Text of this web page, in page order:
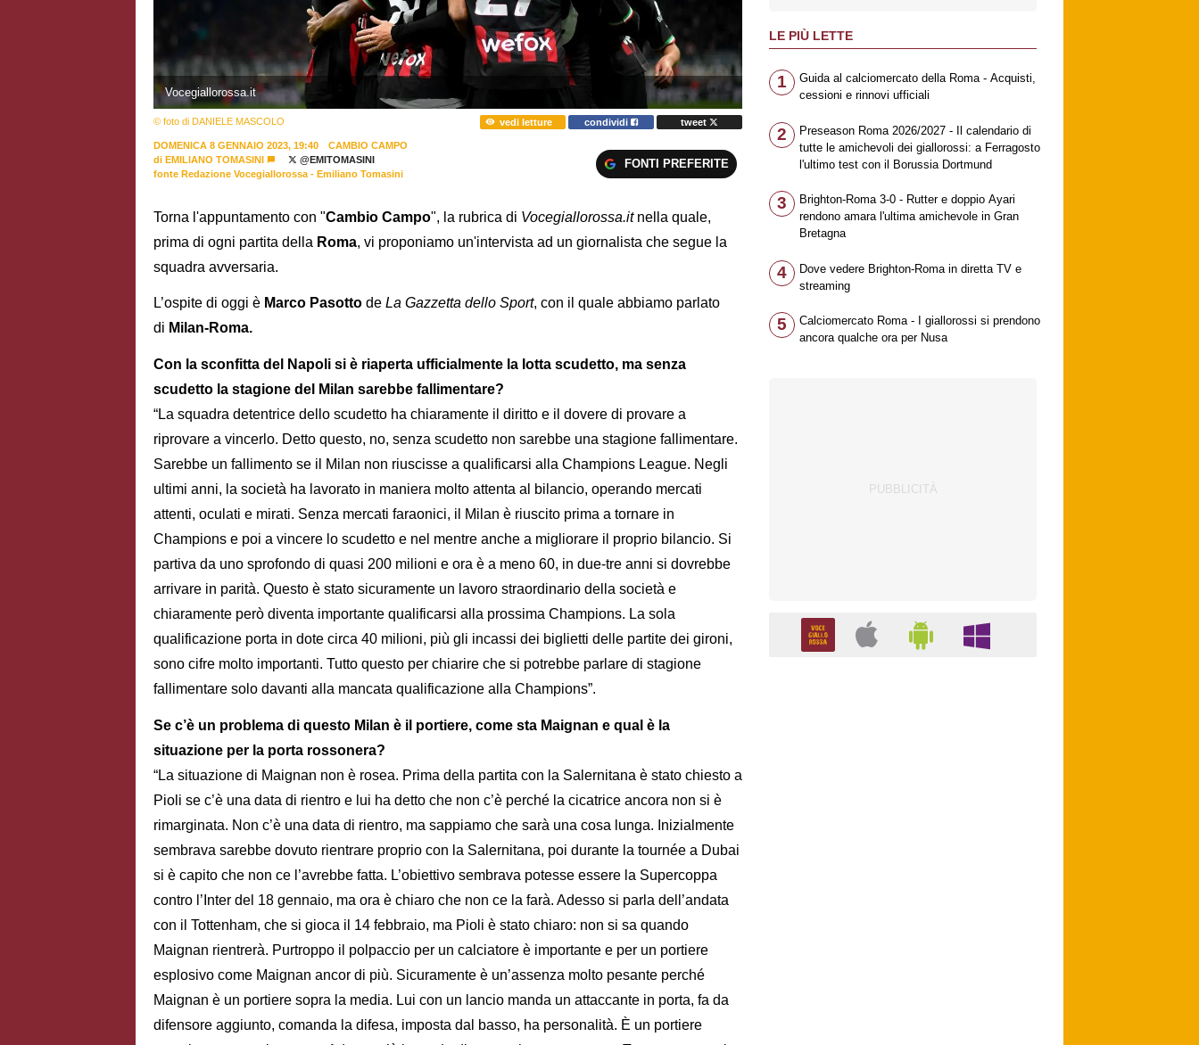
Vocegiallorossa.it
© foto di DANIELE MASCOLO vedi letture condividi tweet
DOMENICA 8 GENNAIO 2023, 19:40
CAMBIO CAMPO
di EMILIANO TOMASINI
@EMITOMASINI
fonte Redazione Vocegiallorossa - Emiliano Tomasini
FONTI PREFERITE
Torna l'appuntamento con "Cambio Campo", la rubrica di Vocegiallorossa.itnella quale,
prima di ogni partita della Roma, vi proponiamo un'intervista ad un giornalista che segue la
squadra avversaria.
L’ospite di oggi è Marco Pasotto de La Gazzetta dello Sport, con il quale abbiamo parlato
di Milan-Roma.
Con la sconfitta del Napoli si è riaperta ufficialmente la lotta scudetto, ma senza
scudetto la stagione del Milan sarebbe fallimentare?
“La squadra detentrice dello scudetto ha chiaramente il diritto e il dovere di provare a
riprovare a vincerlo. Detto questo, no, senza scudetto non sarebbe una stagione fallimentare.
Sarebbe un fallimento se il Milan non riuscisse a qualificarsi alla Champions League. Negli
ultimi anni, la società ha lavorato in maniera molto attenta al bilancio, operando mercati
attenti, oculati e mirati. Senza mercati faraonici, il Milan è riuscito prima a tornare in
Champions e poi a vincere lo scudetto e nel mentre anche a migliorare il proprio bilancio. Si
partiva da uno sprofondo di quasi 200 milioni e ora è a meno 60, in due-tre anni si dovrebbe
arrivare in parità. Questo è stato sicuramente un lavoro straordinario della società e
chiaramente però diventa importante qualificarsi alla prossima Champions. La sola
qualificazione porta in dote circa 40 milioni, più gli incassi dei biglietti delle partite dei gironi,
sono cifre molto importanti. Tutto questo per chiarire che si potrebbe parlare di stagione
fallimentare solo davanti alla mancata qualificazione alla Champions”.
Se c’è un problema di questo Milan è il portiere, come sta Maignan e qual è la
situazione per la porta rossonera?
“La situazione di Maignan non è rosea. Prima della partita con la Salernitana è stato chiesto a
Pioli se c’è una data di rientro e lui ha detto che non c’è perché la cicatrice ancora non si è
rimarginata. Non c’è una data di rientro, ma sappiamo che sarà una cosa lunga. Inizialmente
sembrava sarebbe dovuto rientrare proprio con la Salernitana, poi durante la tournée a Dubai
si è capito che non ce l’avrebbe fatta. L’obiettivo sembrava potesse essere la Supercoppa
contro l’Inter del 18 gennaio, ma ora è chiaro che non ce la farà. Adesso si parla dell’andata
con il Tottenham, che si gioca il 14 febbraio, ma Pioli è stato chiaro: non si sa quando
Maignan rientrerà. Purtroppo il polpaccio per un calciatore è importante e per un portiere
esplosivo come Maignan ancor di più. Sicuramente è un’assenza molto pesante perché
Maignan è un portiere sopra la media. Lui con un lancio manda un attaccante in porta, fa da
difensore aggiunto, comanda la difesa, imposta dal basso, ha personalità. È un portiere
LE PIÙ LETTE
1
Guida al calciomercato della Roma - Acquisti,
cessioni e rinnovi ufficiali
2
Preseason Roma 2026/2027 - Il calendario di
tutte le amichevoli dei giallorossi: a Ferragosto
l'ultimo test con il Borussia Dortmund
3
Brighton-Roma 3-0 - Rutter e doppio Ayari
rendono amara l'ultima amichevole in Gran
Bretagna
4
Dove vedere Brighton-Roma in diretta TV e
streaming
5
Calciomercato Roma - I giallorossi si prendono
ancora qualche ora per Nusa